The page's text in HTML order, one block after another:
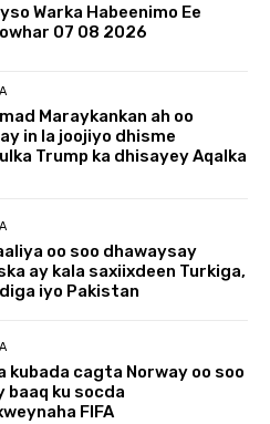
Warka Habeenimo Ee
07 08 2026
Maraykankan ah oo
in la joojiyo dhisme
Trump ka dhisayey Aqalka
oo soo dhawaysay
ay kala saxiixdeen Turkiga,
iyo Pakistan
kubada cagta Norway oo soo
baaq ku socda
FIFA